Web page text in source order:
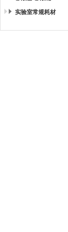
实验室常规耗材